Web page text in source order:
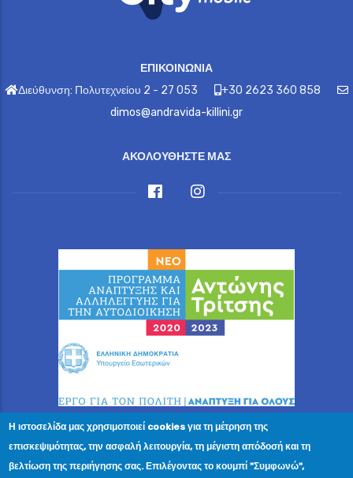
ΕΠΙΚΟΙΝΩΝΙΑ
Διεύθυνση: Πολυτεχνείου 2 - 27 053
+30 2623 360 858
dimos@andravida-killini.gr
ΑΚΟΛΟΥΘΗΣΤΕ ΜΑΣ
© 2023 Ewelina Angelika Christodoulakis — All Rights
Reserved Κρήτης 2, Μελίσσια, Τ.Κ. 151 27
Η ιστοσελίδα μας χρησιμοποιεί cookies για τη μέτρηση της
επισκεψιμότητας, την ασφαλή λειτουργία, τη μέγιστη απόδοσή και τη
βελτίωση της περιήγησης σας. Επιλέγοντας το κουμπί "Συμφωνώ",